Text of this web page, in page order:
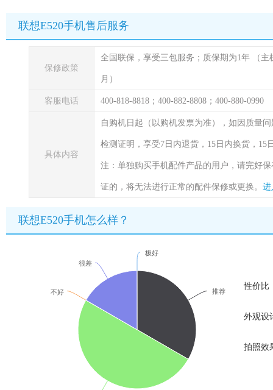
联想E520手机售后服务
保修政策
全国联保，享受三包服务；质保期为1年 （
月）
客服电话 400-818-8818；400-882-8808；400-880-0990
具体内容
自购机日起（以购机发票为准），如因质量
检测证明，享受7日内退货，15日内换货，
注：单独购买手机配件产品的用户，请完好
证的，将无法进行正常的配件保修或更换。 进
联想E520手机怎么样？
极好
推荐
不好
很差
性价比
外观设
拍照效